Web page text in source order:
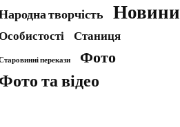
творчість
Новини
Станиця
перекази Фото
та відео